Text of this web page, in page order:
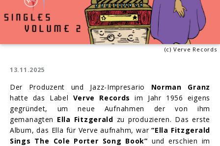
(c) Verve Records
13.11.2025
Der Produzent und Jazz-Impresario Norman Granz
hatte das Label Verve Records im Jahr 1956 eigens
gegründet, um neue Aufnahmen der von ihm
gemanagten Ella Fitzgerald zu produzieren. Das erste
Album, das Ella für Verve aufnahm, war“Ella Fitzgerald
Sings The Cole Porter Song Book” und erschien im